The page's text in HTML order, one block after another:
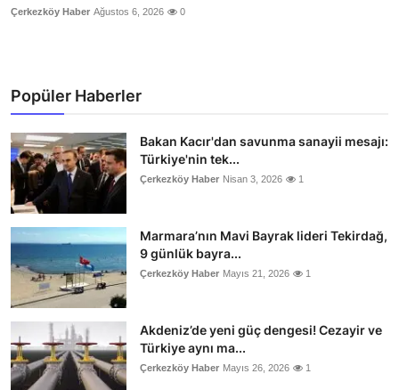
Çerkezköy Haber Ağustos 6, 2026 0
Popüler Haberler
Bakan Kacır'dan savunma sanayii mesajı:
Türkiye'nin tek...
Çerkezköy Haber Nisan 3, 2026 1
Marmara’nın Mavi Bayrak lideri Tekirdağ,
9 günlük bayra...
Çerkezköy Haber Mayıs 21, 2026 1
Akdeniz’de yeni güç dengesi! Cezayir ve
Türkiye aynı ma...
Çerkezköy Haber Mayıs 26, 2026 1